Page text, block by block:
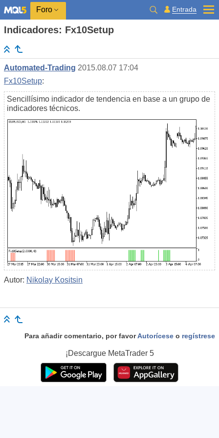
Foro Entrada
Indicadores: Fx10Setup
Automated-Trading 2015.08.07 17:04
Fx10Setup:
Sencillísimo indicador de tendencia en base a un grupo de
indicadores técnicos.
Autor: Nikolay Kositsin
Para añadir comentario, por favorAutorícese o regístrese
¡Descargue MetaTrader 5